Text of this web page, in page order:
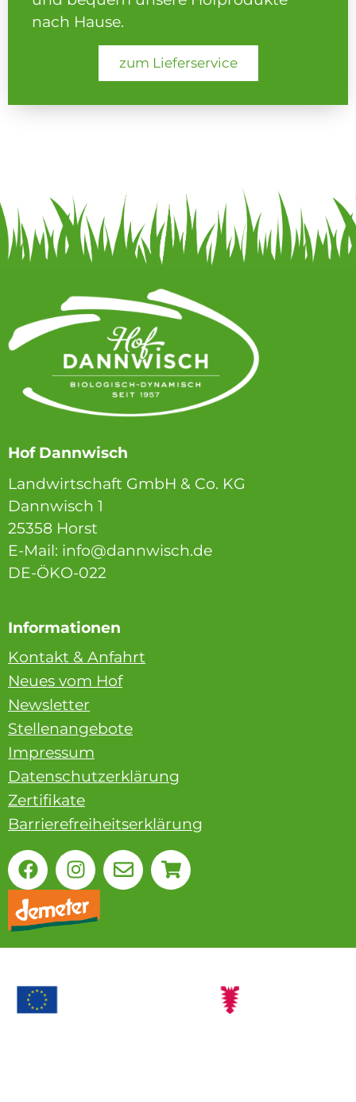
nach Hause.
zum Lieferservice
Hof Dannwisch
Landwirtschaft GmbH & Co. KG
Dannwisch 1
25358 Horst
E-Mail: info@dannwisch.de
DE-ÖKO-022
Informationen
Kontakt & Anfahrt
Neues vom Hof
Newsletter
Stellenangebote
Impressum
Datenschutzerklärung
Zertifikate
Barrierefreiheitserklärung